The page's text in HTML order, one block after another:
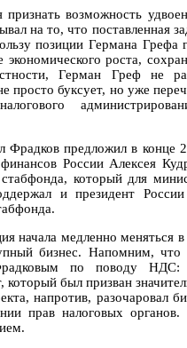
возможность
на то, что поставленная
позиции Германа
роста,
Герман Греф не
просто буксует, но уже
предложил в конце
России Алексея
который для
и президент
начала медленно меняться в
бизнес. Напомним, что
по поводу НДС:
был призван
напротив,
прав налоговых